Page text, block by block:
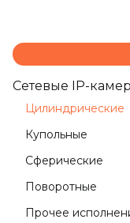
Сетевые IP-
Цилиндрические
Купольные
Сферические
Поворотные
Прочее